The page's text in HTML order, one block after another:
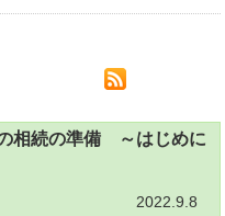
相続の準備 ～はじめに
2022.9.8